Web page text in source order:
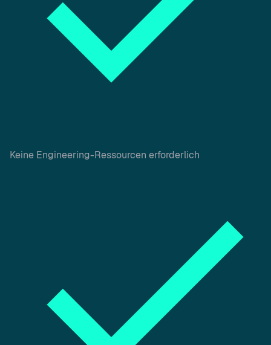
Keine Engineering-Ressourcen erforderlich